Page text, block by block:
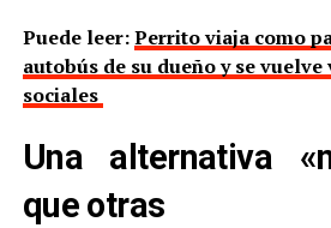
Puede leer:Perrito viaja como
autobús de su dueño y se
sociales
Una alternativa
que otras